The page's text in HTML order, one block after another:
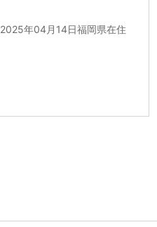
2025年04月14日福岡県在住